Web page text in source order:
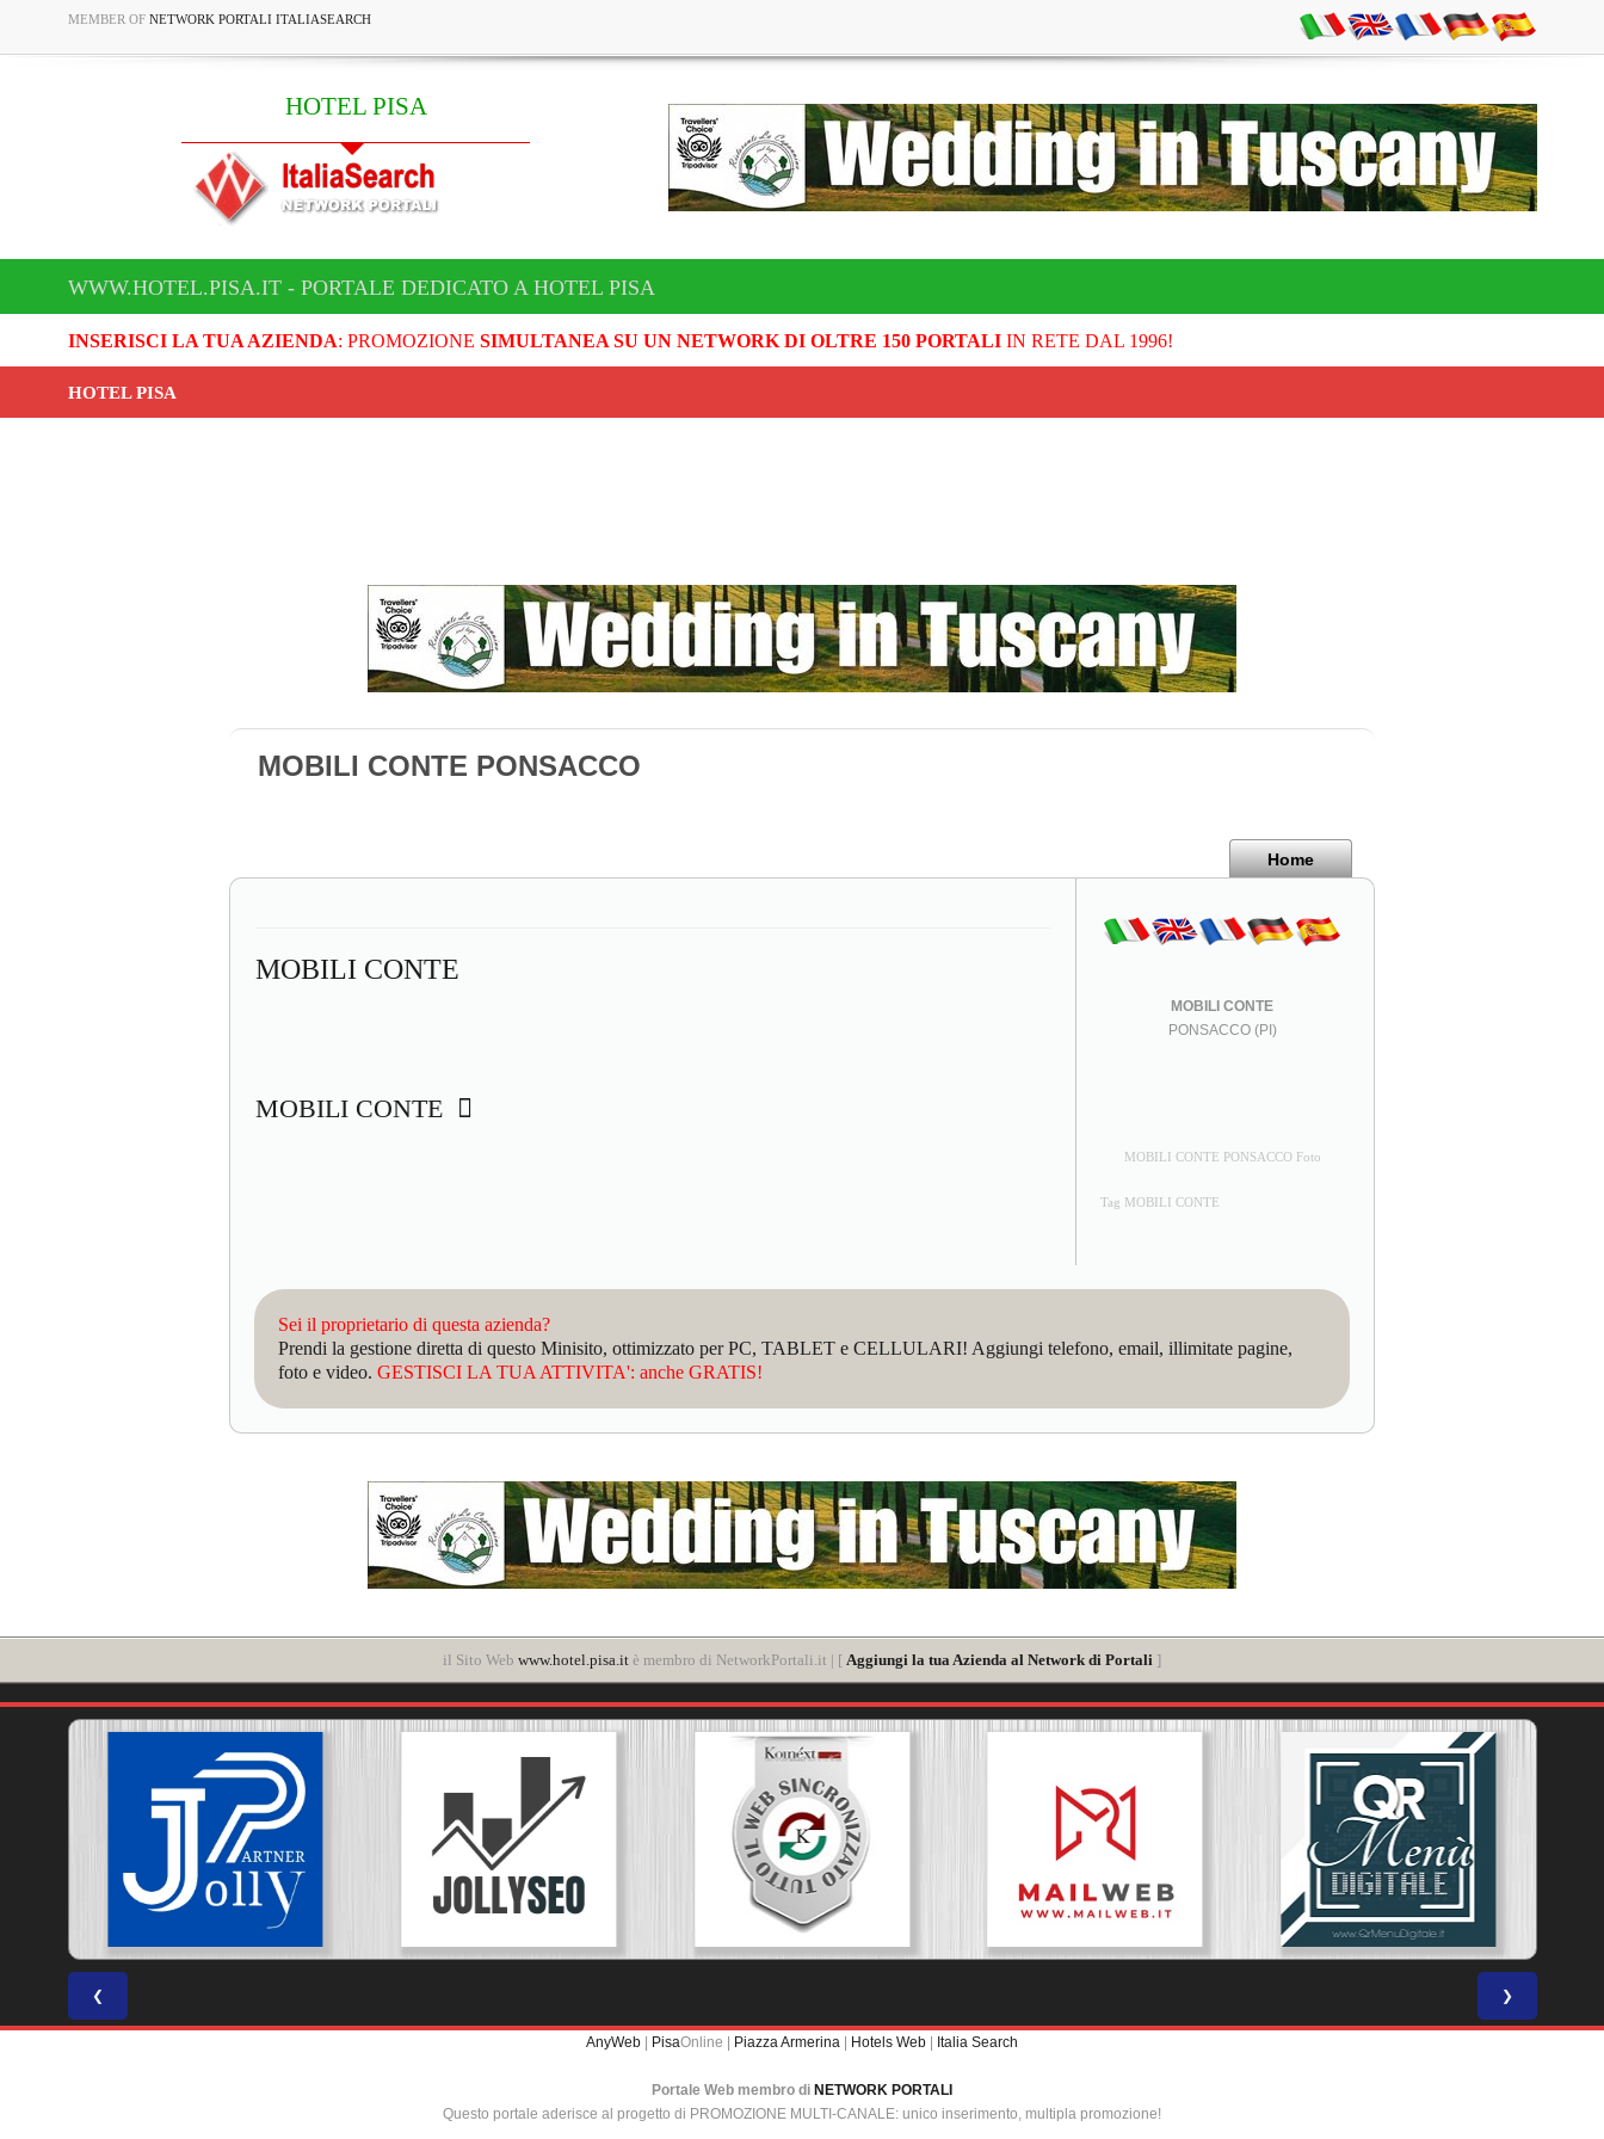
MEMBER OF NETWORK PORTALI ITALIASEARCH
HOTEL PISA
WWW.HOTEL.PISA.IT - PORTALE DEDICATO A HOTEL PISA
INSERISCI LA TUA AZIENDA: PROMOZIONE SIMULTANEA SU UN NETWORK DI OLTRE 150 PORTALIIN RETE DAL 1996!
HOTEL PISA
MOBILI CONTE PONSACCO
Home
MOBILI CONTE
MOBILI CONTE
MOBILI CONTE
PONSACCO (PI)
MOBILI CONTE PONSACCO Foto
Tag MOBILI CONTE
Sei il proprietario di questa azienda?
Prendi la gestione diretta di questo Minisito, ottimizzato per PC, TABLET e CELLULARI! Aggiungi telefono, email, illimitate pagine,
foto e video. GESTISCI LA TUA ATTIVITA': anche GRATIS!
il Sito Web www.hotel.pisa.it è membro di NetworkPortali.it | [ Aggiungi la tua Azienda al Network di Portali ]
❮ ❯
AnyWeb | PisaOnline | Piazza Armerina | Hotels Web | Italia Search
Portale Web membro di NETWORK PORTALI
Questo portale aderisce al progetto di PROMOZIONE MULTI-CANALE: unico inserimento, multipla promozione!